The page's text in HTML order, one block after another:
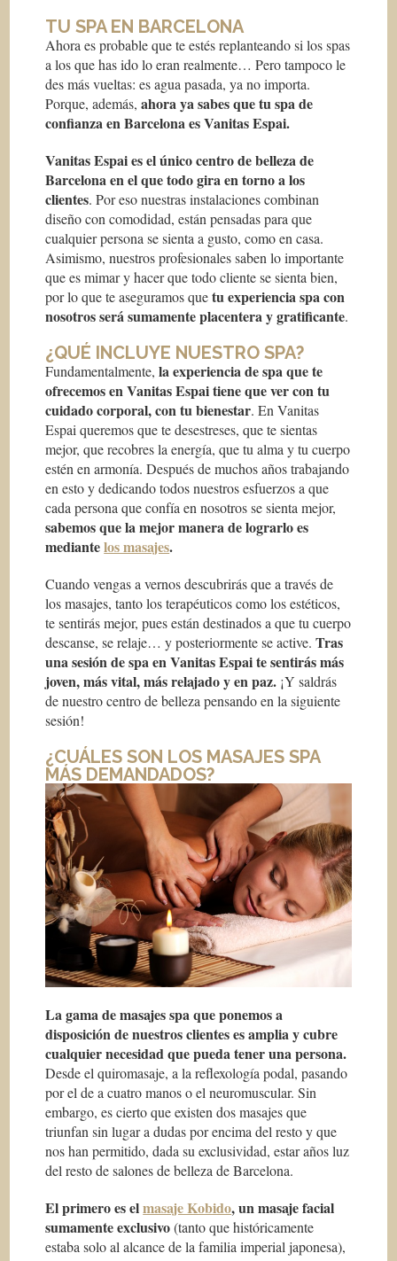
TU SPA EN BARCELONA
Ahora es probable que te estés replanteando si los spas
a los que has ido lo eran realmente… Pero tampoco le
des más vueltas: es agua pasada, ya no importa.
Porque, además,ahora ya sabes que tu spa de
confianza en Barcelona es Vanitas Espai.
Vanitas Espai es el único centro de belleza de
Barcelona en el que todo gira en torno a los
clientes. Por eso nuestras instalaciones combinan
diseño con comodidad, están pensadas para que
cualquier persona se sienta a gusto, como en casa.
Asimismo, nuestros profesionales saben lo importante
que es mimar y hacer que todo cliente se sienta bien,
por lo que te aseguramos quetu experiencia spa con
nosotros será sumamente placentera y gratificante.
¿QUÉ INCLUYE NUESTRO SPA?
Fundamentalmente,la experiencia de spa que te
ofrecemos en Vanitas Espai tiene que ver con tu
cuidado corporal, con tu bienestar. En Vanitas
Espai queremos que te desestreses, que te sientas
mejor, que recobres la energía, que tu alma y tu cuerpo
estén en armonía. Después de muchos años trabajando
en esto y dedicando todos nuestros esfuerzos a que
cada persona que confía en nosotros se sienta mejor,
sabemos que la mejor manera de lograrlo es
mediantelos masajes.
Cuando vengas a vernos descubrirás que a través de
los masajes, tanto los terapéuticos como los estéticos,
te sentirás mejor, pues están destinados a que tu cuerpo
descanse, se relaje… y posteriormente se active.Tras
una sesión de spa en Vanitas Espai te sentirás más
joven, más vital, más relajado y en paz. ¡Y saldrás
de nuestro centro de belleza pensando en la siguiente
sesión!
¿CUÁLES SON LOS MASAJES SPA
MÁS DEMANDADOS?
La gama de masajes spa que ponemos a
disposición de nuestros clientes es amplia y cubre
cualquier necesidad que pueda tener una persona.
Desde el quiromasaje, a la reflexología podal, pasando
por el de a cuatro manos o el neuromuscular. Sin
embargo, es cierto que existen dos masajes que
triunfan sin lugar a dudas por encima del resto y que
nos han permitido, dada su exclusividad, estar años luz
del resto de salones de belleza de Barcelona.
El primero es elmasaje Kobido, un masaje facial
sumamente exclusivo(tanto que históricamente
estaba solo al alcance de la familia imperial japonesa),